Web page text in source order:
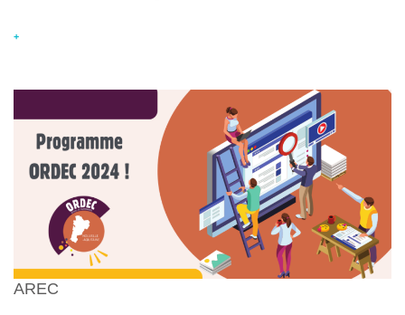
+
AREC